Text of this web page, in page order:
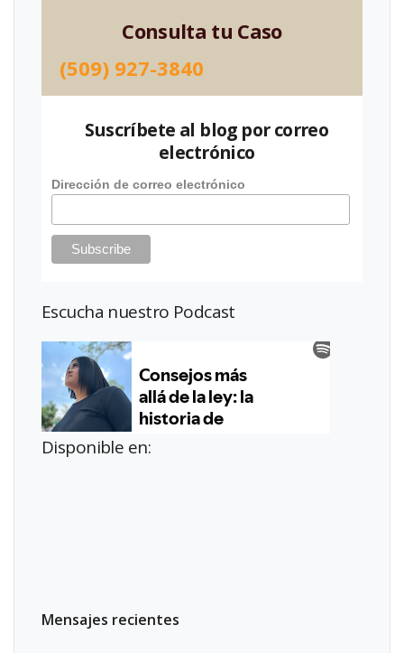
Consulta tu Caso
(509) 927-3840
Suscríbete al blog por correo
electrónico
Dirección de correo electrónico
Escucha nuestro Podcast
Disponible en:
Mensajes recientes